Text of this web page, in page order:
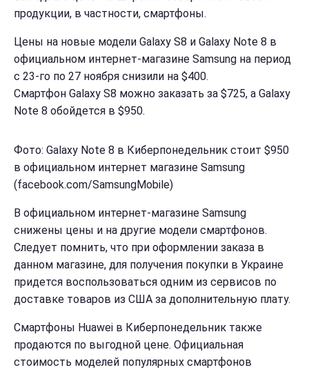
продукции, в частности, смартфоны.
Цены на новые модели Galaxy S8 и Galaxy Note 8 в
официальном интернет-магазине Samsung на период
с 23-го по 27 ноября cнизили на $400.
Смартфон Galaxy S8 можно заказать за $725, а Galaxy
Note 8 обойдется в $950.
Фото: Galaxy Note 8 в Киберпонедельник стоит $950
в официальном интернет магазине Samsung
(facebook.com/SamsungMobile)
В официальном интернет-магазине Samsung
снижены цены и на другие модели смартфонов.
Следует помнить, что при оформлении заказа в
данном магазине, для получения покупки в Украине
придется воспользоваться одним из сервисов по
доставке товаров из США за дополнительную плату.
Смартфоны Huawei в Киберпонедельник также
продаются по выгодной цене. Официальная
стоимость моделей популярных смартфонов